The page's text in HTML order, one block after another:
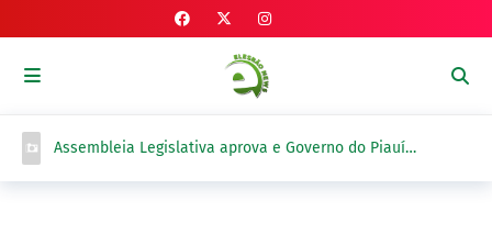
Assembleia Legislativa aprova e Governo do Piauí
do Piauí